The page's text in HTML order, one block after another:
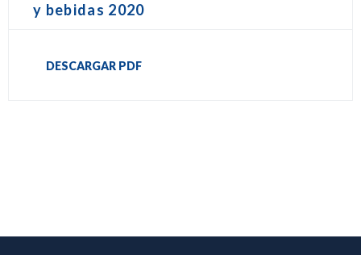
y bebidas 2020
DESCARGAR PDF